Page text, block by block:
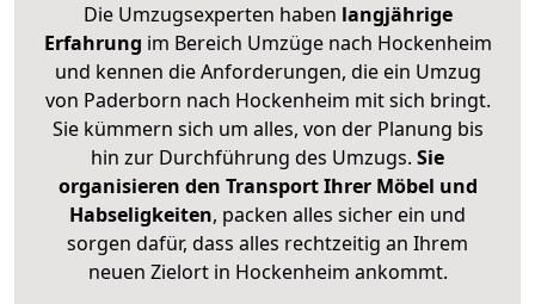
Die Umzugsexperten haben langjährige
Erfahrung im Bereich Umzüge nach Hockenheim
und kennen die Anforderungen, die ein Umzug
von Paderborn nach Hockenheim mit sich bringt.
Sie kümmern sich um alles, von der Planung bis
hin zur Durchführung des Umzugs. Sie
organisieren den Transport Ihrer Möbel und
Habseligkeiten, packen alles sicher ein und
sorgen dafür, dass alles rechtzeitig an Ihrem
neuen Zielort in Hockenheim ankommt.